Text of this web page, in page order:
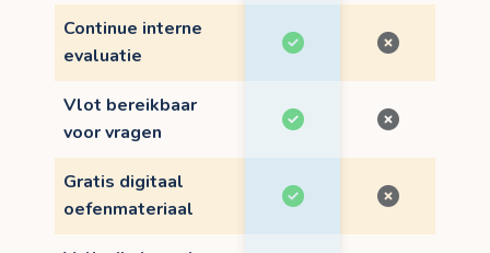
Continue interne
evaluatie
Vlot bereikbaar
voor vragen
Gratis digitaal
oefenmateriaal